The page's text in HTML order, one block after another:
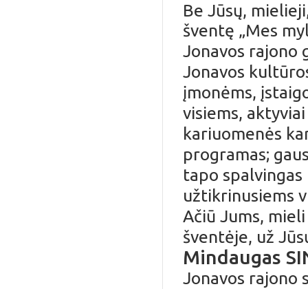
Be Jūsų,
šventę „Mes
Jonavos rajono
Jonavos
įmonėms,
visiems,
kariuomenės
programas;
tapo
užtikrinusiems
Ačiū Jums,
šventėje, už
Mindaugas
Jonavos rajono